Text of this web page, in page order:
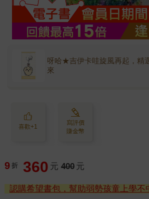
呀哈★吉伊卡哇旋風再起，精
來
喜歡+1
寫評價
賺金幣
9 折 360 元 400 元
認購希望書包，幫助弱勢孩童上學不